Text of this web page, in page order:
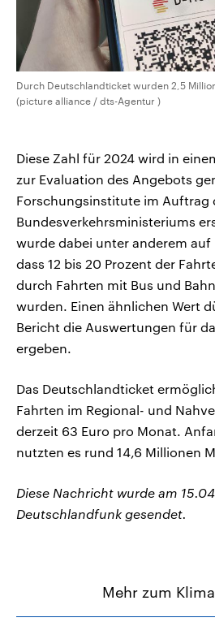
Durch Deutschlandticket wurden 2,5
(picture alliance / dts-Agentur )
Diese Zahl für 2024 wird in
zur Evaluation des Angebots
Forschungsinstitute im Auftrag
Bundesverkehrsministeriums
wurde dabei unter anderem auf
dass 12 bis 20 Prozent der
durch Fahrten mit Bus und
wurden. Einen ähnlichen Wert
Bericht die Auswertungen für
ergeben.
Das Deutschlandticket
Fahrten im Regional- und
derzeit 63 Euro pro Monat.
nutzten es rund 14,6 Millionen
Diese Nachricht wurde am
Deutschlandfunk gesendet.
Mehr zum